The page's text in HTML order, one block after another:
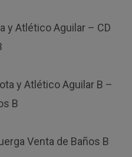
y Atlético Aguilar – CD
y Atlético Aguilar B –
B
Venta de Baños B